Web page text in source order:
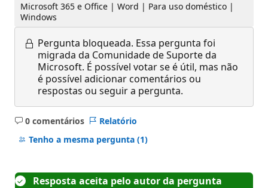
Microsoft 365 e Office | Word | Para uso doméstico |
Windows
Pergunta bloqueada. Essa pergunta foi
migrada da Comunidade de Suporte da
Microsoft. É possível votar se é útil, mas não
é possível adicionar comentários ou
respostas ou seguir a pergunta.
0 comentários
Sem
comentários
Relatório
Tenho a mesma pergunta (1)
Resposta aceita pelo autor da pergunta